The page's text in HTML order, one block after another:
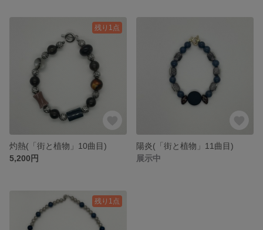
残り1点
灼熱(「街と植物」10曲目)
5,200円
陽炎(「街と植物」11曲目)
展示中
残り1点